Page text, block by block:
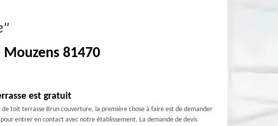
81470
est gratuit
toit terrasse Brun couverture, la première chose à faire est de demander
entrer en contact avec notre établissement. La demande de devis